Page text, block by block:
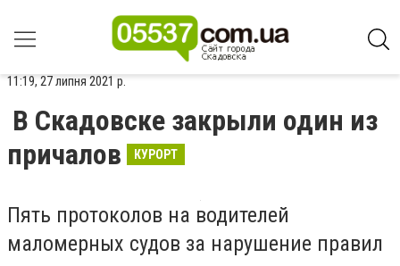
11:19, 27 липня 2021 р.
В Скадовске закрыли один из
причалов
КУРОРТ
Пять протоколов на водителей
маломерных судов за нарушение правил